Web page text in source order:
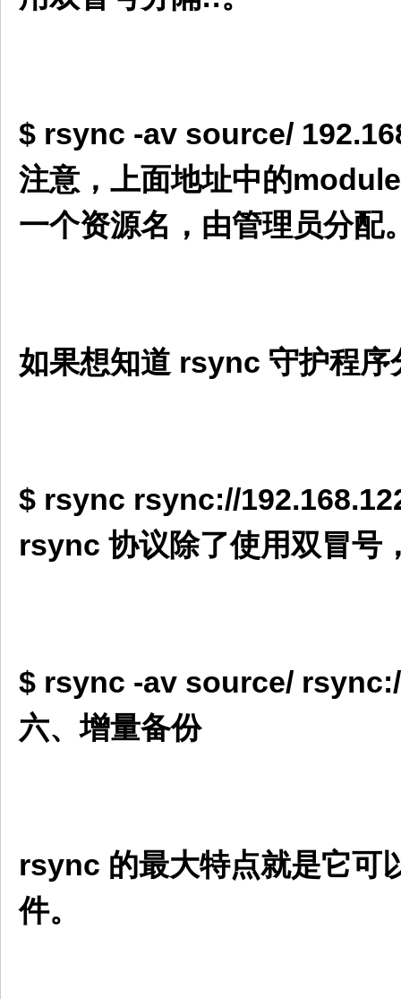
$ rsync -av source/
注意，上面地址中的
一个资源名，由管理员分配
如果想知道 rsync 守护程
$ rsync rsync://
rsync 协议除了使用双冒号
$ rsync -av source/
六、增量备份
rsync 的最大特点就是它可
件。